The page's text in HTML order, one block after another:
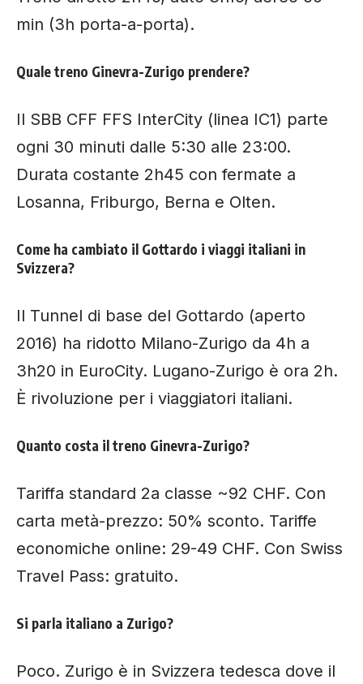
min (3h porta-a-porta).
Quale treno Ginevra-Zurigo prendere?
Il SBB CFF FFS InterCity (linea IC1) parte
ogni 30 minuti dalle 5:30 alle 23:00.
Durata costante 2h45 con fermate a
Losanna, Friburgo, Berna e Olten.
Come ha cambiato il Gottardo i viaggi italiani in
Svizzera?
Il Tunnel di base del Gottardo (aperto
2016) ha ridotto Milano-Zurigo da 4h a
3h20 in EuroCity. Lugano-Zurigo è ora 2h.
È rivoluzione per i viaggiatori italiani.
Quanto costa il treno Ginevra-Zurigo?
Tariffa standard 2a classe ~92 CHF. Con
carta metà-prezzo: 50% sconto. Tariffe
economiche online: 29-49 CHF. Con Swiss
Travel Pass: gratuito.
Si parla italiano a Zurigo?
Poco. Zurigo è in Svizzera tedesca dove il